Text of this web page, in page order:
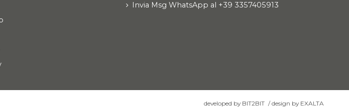
Invia Msg WhatsApp al +39 3357405913
developed by BIT2BIT /design by EXALTA